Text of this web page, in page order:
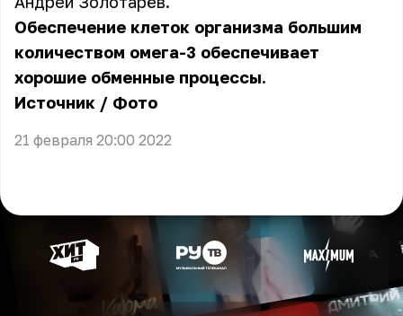
Обеспечение клеток организма большим
количеством омега-3 обеспечивает
хорошие обменные процессы.
Источник / Фото
21 февраля 20:00 2022